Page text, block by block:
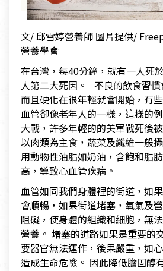
文/ 邱雪婷營養師 圖片提供/
營養學會
在台灣，每40分鐘，就有一人死
人第二大死因。 不良的飲食習慣
而且硬化在很年輕就會開始，有
血管卻像老年人的一樣，這樣的
大戰，許多年輕的的美軍戰死後
以肉類為主食，蔬菜及纖維一般
用動物性油脂如奶油，含飽和脂
高，導致心血管疾病。
血管如同我們身體裡的街道，如
會順暢，如果街道堵塞，氧氣及
阻礙，使身體的組織和細胞，無
營養。 堵塞的道路如果是重要的
要器官無法運作，後果嚴重，如
造成生命危險。 因此降低膽固醇